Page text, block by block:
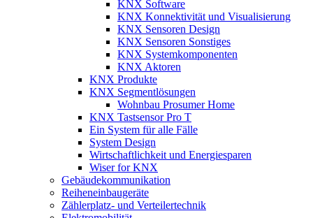
KNX Software
KNX Konnektivität und Visualisierung
KNX Sensoren Design
KNX Sensoren Sonstiges
KNX Systemkomponenten
KNX Aktoren
KNX Produkte
KNX Segmentlösungen
Wohnbau Prosumer Home
KNX Tastsensor Pro T
Ein System für alle Fälle
System Design
Wirtschaftlichkeit und Energiesparen
Wiser for KNX
Gebäudekommunikation
Reiheneinbaugeräte
Zählerplatz- und Verteilertechnik